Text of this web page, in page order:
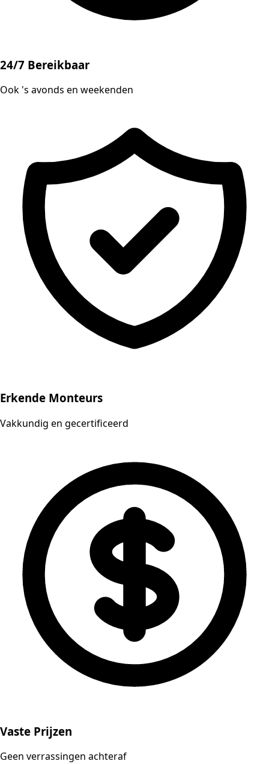
24/7 Bereikbaar
Ook 's avonds en weekenden
Erkende Monteurs
Vakkundig en gecertificeerd
Vaste Prijzen
Geen verrassingen achteraf